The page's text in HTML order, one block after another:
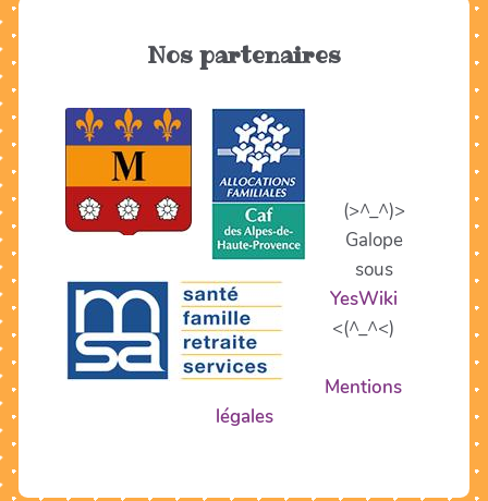
Nos partenaires
(>^_^)>
Galope
sous
YesWiki
<(^_^<)
Mentions
légales